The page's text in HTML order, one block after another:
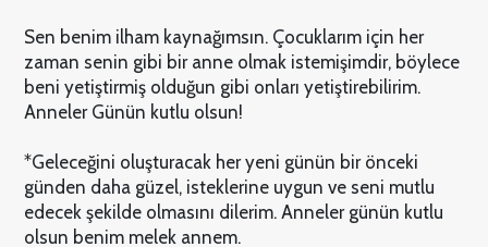
Sen benim ilham kaynağımsın. Çocuklarım için her
zaman senin gibi bir anne olmak istemişimdir, böylece
beni yetiştirmiş olduğun gibi onları yetiştirebilirim.
Anneler Günün kutlu olsun!
*Geleceğini oluşturacak her yeni günün bir önceki
günden daha güzel, isteklerine uygun ve seni mutlu
edecek şekilde olmasını dilerim. Anneler günün kutlu
olsun benim melek annem.